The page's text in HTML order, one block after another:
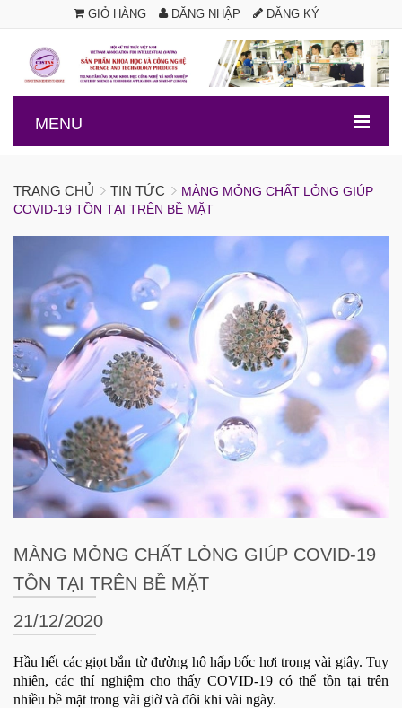
GIỎ HÀNG ĐĂNG NHẬP ĐĂNG KÝ
.
MENU
TRANG CHỦ TIN TỨC
MÀNG MỎNG CHẤT LỎNG GIÚP
COVID-19 TỒN TẠI TRÊN BỀ MẶT
MÀNG MỎNG CHẤT LỎNG GIÚP COVID-19
TỒN TẠI TRÊN BỀ MẶT
21/12/2020
Hầu hết các giọt bắn từ đường hô hấp bốc hơi trong vài giây. Tuy
nhiên, các thí nghiệm cho thấy COVID-19 có thể tồn tại trên
nhiều bề mặt trong vài giờ và đôi khi vài ngày.